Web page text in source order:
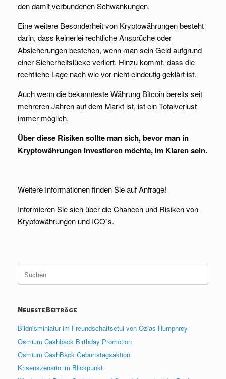
den damit verbundenen Schwankungen.
Eine weitere Besonderheit von Kryptowährungen besteht
darin, dass keinerlei rechtliche Ansprüche oder
Absicherungen bestehen, wenn man sein Geld aufgrund
einer Sicherheitslücke verliert. Hinzu kommt, dass die
rechtliche Lage nach wie vor nicht eindeutig geklärt ist.
Auch wenn die bekannteste Währung Bitcoin bereits seit
mehreren Jahren auf dem Markt ist, ist ein Totalverlust
immer möglich.
Über diese Risiken sollte man sich, bevor man in
Kryptowährungen investieren möchte, im Klaren sein.
Weitere Informationen finden Sie auf Anfrage!
Informieren Sie sich über die Chancen und Risiken von
Kryptowährungen und ICO´s.
Suche
nach:
Neueste Beiträge
Bildnisminiatur im Freundschaftsetui von Ozias Humphrey
Osmium Cashback Birthday Promotion
Osmium CashBack Geburtstagsaktion
Krisenszenario im Blickpunkt